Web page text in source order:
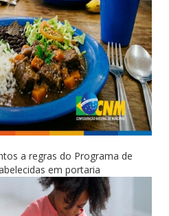
a regras do Programa de
em portaria